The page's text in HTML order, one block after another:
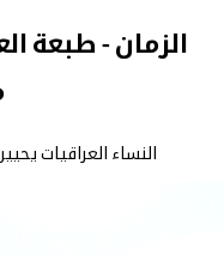
الزمان - طبعة
النساء العراقيات